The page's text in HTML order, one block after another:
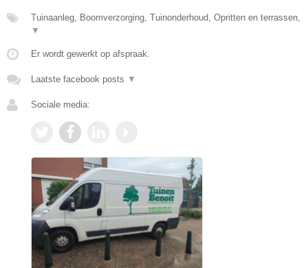
Tuinaanleg, Boomverzorging, Tuinonderhoud, Opritten en terrassen,
▼
Er wordt gewerkt op afspraak.
Laatste facebook posts ▼
Sociale media: